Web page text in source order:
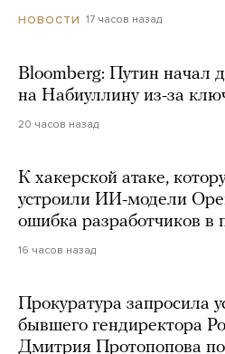
НОВОСТИ 17 часов назад
Bloomberg: Путин начал
на Набиуллину из-за
20 часов назад
К хакерской атаке,
устроили ИИ-модели
ошибка разработчиков в
16 часов назад
Прокуратура запросила
бывшего гендиректора
Дмитрия Протопопова